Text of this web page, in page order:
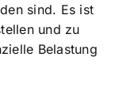
sind. Es ist
und zu
Belastung